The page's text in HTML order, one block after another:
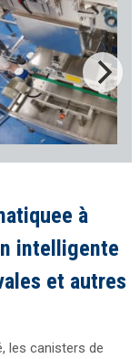
à
intelligente
et autres
les canisters de